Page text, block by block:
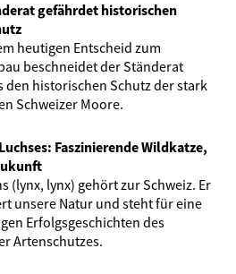
gefährdet historischen
heutigen Entscheid zum
beschneidet der Ständerat
den historischen Schutz der stark
Schweizer Moore.
Faszinierende Wildkatze,
(lynx, lynx) gehört zur Schweiz. Er
unsere Natur und steht für eine
Erfolgsgeschichten des
Artenschutzes.